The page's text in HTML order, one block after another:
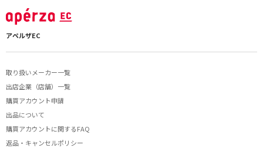
アペルザEC
取り扱いメーカー一覧
出店企業（店舗）一覧
購買アカウント申請
出品について
購買アカウントに関するFAQ
返品・キャンセルポリシー